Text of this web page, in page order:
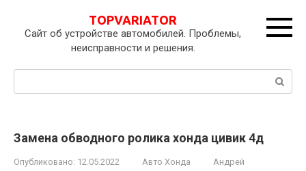
контенту
TOPVARIATOR
Сайт об устройстве автомобилей. Проблемы,
неисправности и решения.
Поиск:
Замена обводного ролика хонда цивик 4д
Опубликовано: 12.05.2022 Авто Хонда Андрей